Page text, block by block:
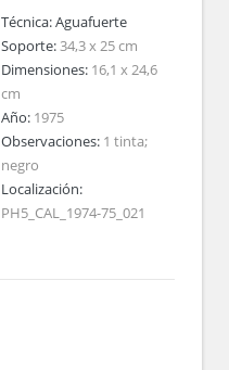
Técnica:Aguafuerte
Soporte:34,3 x 25 cm
Dimensiones: 16,1 x 24,6
cm
Año: 1975
Observaciones: 1 tinta;
negro
Localización:
PH5_CAL_1974-75_021